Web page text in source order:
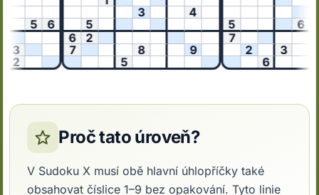
5
6
3
2
3
4
5
6
2
7
8
9
5
5 6
7
2
3
6
Proč tato úroveň?
V Sudoku X musí obě hlavní úhlopříčky také
obsahovat číslice 1–9 bez opakování. Tyto linie